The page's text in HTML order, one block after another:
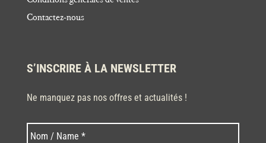
Contactez-nous
S’INSCRIRE À LA NEWSLETTER
Ne manquez pas nos offres et actualités !
Nom * Nom